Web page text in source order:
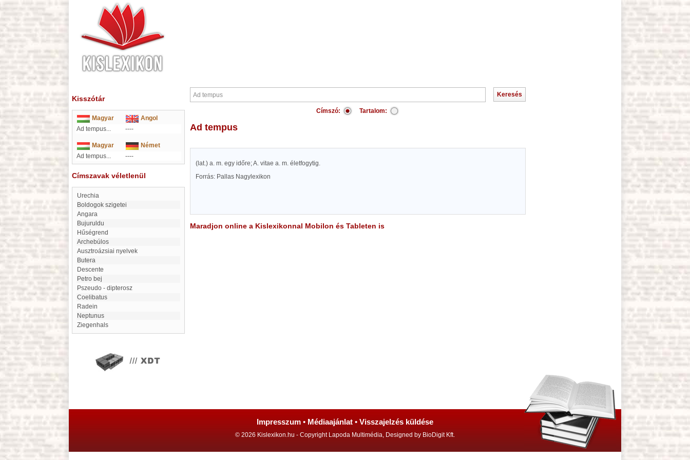
Kisszótár
Magyar
Angol
Ad tempus...
----
Magyar
Német
Ad tempus...
----
Címszavak véletlenül
Urechia
Boldogok szigetei
Angara
Bujuruldu
Hűségrend
Archebúlos
ausztroázsiai nyelvek
Butera
Descente
Petro bej
Pszeudo - dipterosz
Coelibatus
Radein
Neptunus
Ziegenhals
Címszó: Tartalom:
Ad tempus
(lat.) a. m. egy időre; A. vitae a. m. életfogytig.
Forrás: Pallas Nagylexikon
Maradjon online a Kislexikonnal Mobilon és Tableten is
Impresszum • Médiaajánlat • Visszajelzés küldése
© 2026 Kislexikon.hu - Copyright Lapoda Multimédia, Designed by BioDigit Kft.